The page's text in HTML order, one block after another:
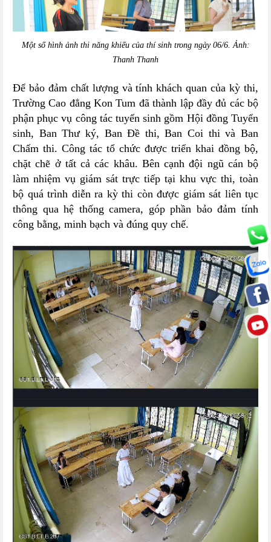
Một số hình ảnh thi năng khiếu của thí sinh trong ngày 06/6. Ảnh:
Thanh Thanh
Để bảo đảm chất lượng và tính khách quan của kỳ thi,
Trường Cao đẳng Kon Tum đã thành lập đầy đủ các bộ
phận phục vụ công tác tuyển sinh gồm Hội đồng Tuyển
sinh, Ban Thư ký, Ban Đề thi, Ban Coi thi và Ban
Chấm thi. Công tác tổ chức được triển khai đồng bộ,
chặt chẽ ở tất cả các khâu. Bên cạnh đội ngũ cán bộ
làm nhiệm vụ giám sát trực tiếp tại khu vực thi, toàn
bộ quá trình diễn ra kỳ thi còn được giám sát liên tục
thông qua hệ thống camera, góp phần bảo đảm tính
công bằng, minh bạch và đúng quy chế.